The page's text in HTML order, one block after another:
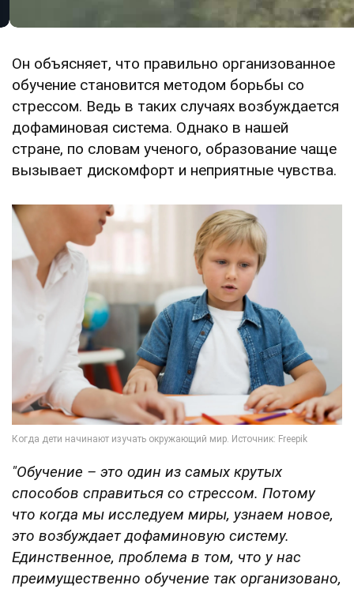
Он объясняет, что правильно организованное
обучение становится методом борьбы со
стрессом. Ведь в таких случаях возбуждается
дофаминовая система. Однако в нашей
стране, по словам ученого, образование чаще
вызывает дискомфорт и неприятные чувства.
"Обучение – это один из самых крутых
способов справиться со стрессом. Потому
что когда мы исследуем миры, узнаем новое,
это возбуждает дофаминовую систему.
Единственное, проблема в том, что у нас
преимущественно обучение так организовано,